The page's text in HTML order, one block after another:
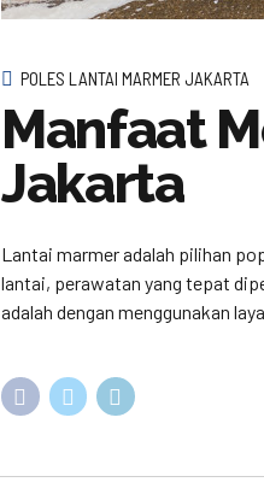
POLES LANTAI MARMER JAKARTA
Manfaat
Jakarta
Lantai marmer adalah pilihan
lantai, perawatan yang tepat
adalah dengan menggunakan